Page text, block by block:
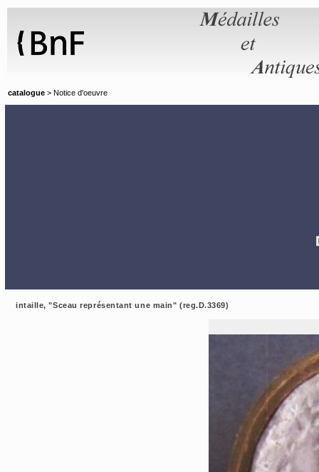
catalogue > Notice d'oeuvre
intaille, "Sceau représentant une main" (reg.D.3369)